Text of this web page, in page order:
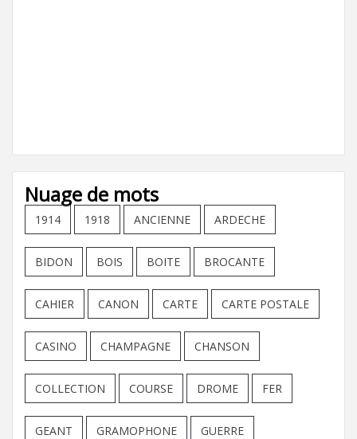
Nuage de mots
1914 1918 ANCIENNE ARDECHE
BIDON BOIS BOITE BROCANTE
CAHIER CANON CARTE CARTE POSTALE
CASINO CHAMPAGNE CHANSON
COLLECTION COURSE DROME FER
GEANT GRAMOPHONE GUERRE